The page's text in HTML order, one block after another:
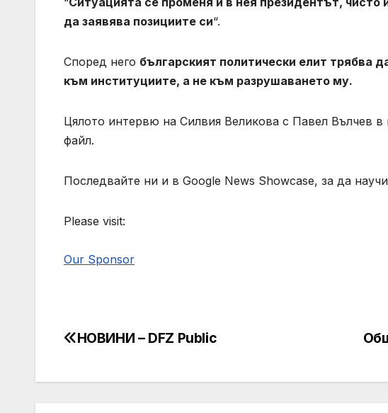
да заявява позициите си“.
Според него българският политически елит трябва
към институциите, а не към разрушаването му.
Цялото интервю на Силвия Великова с Павел Вълчев
файл.
Последвайте ни и в Google News Showcase, за да
Please visit:
Our Sponsor
Post
НОВИНИ – DFZ Public